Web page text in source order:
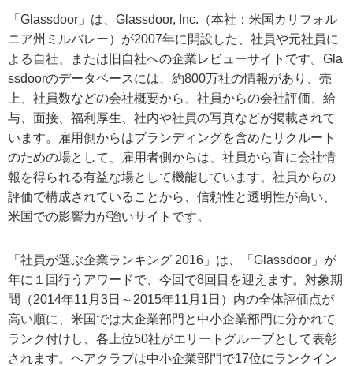
「Glassdoor」は、Glassdoor, Inc.（本社：米国カリフォル
ニア州ミルバレー）が2007年に開設した、社員や元社員に
よる自社、または旧自社への企業レビューサイトです。Gla
ssdoorのデータベースには、約800万社の情報があり、売
上、社員数などの会社概要から、社員からの会社評価、給
与、面接、福利厚生、社内や社員の写真などが掲載されて
います。雇用側からはブランディングを含めたリクルート
のための場として、雇用者側からは、社員から直に会社情
報を得られる有益な場として機能しています。社員からの
評価で構成されていることから、信頼性と透明性が高い、
米国での影響力が強いサイトです。
「社員が選ぶ企業ランキング 2016」は、「Glassdoor」が
年に１回行うアワードで、今回で8回目を迎えます。対象期
間（2014年11月3日～2015年11月1日）内の全体評価点が
高い順に、米国では大企業部門と中小企業部門に分かれて
ランク付けし、各上位50社がエリートグループとして表彰
されます。ヘアクラブは中小企業部門で17位にランクイン